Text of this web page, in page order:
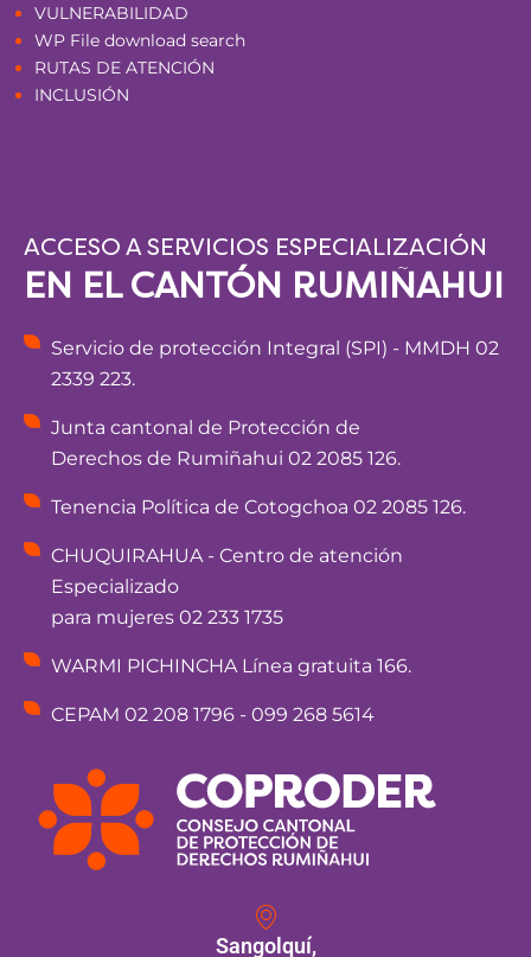
VULNERABILIDAD
WP File download search
RUTAS DE ATENCIÓN
INCLUSIÓN
ACCESO A SERVICIOS ESPECIALIZACIÓN
EN EL CANTÓN RUMIÑAHUI
Servicio de protección Integral (SPI) - MMDH 02
2339 223.
Junta cantonal de Protección de
Derechos de Rumiñahui 02 2085 126.
Tenencia Política de Cotogchoa 02 2085 126.
CHUQUIRAHUA - Centro de atención
Especializado
para mujeres 02 233 1735
WARMI PICHINCHA Línea gratuita 166.
CEPAM 02 208 1796 - 099 268 5614
Sangolquí,